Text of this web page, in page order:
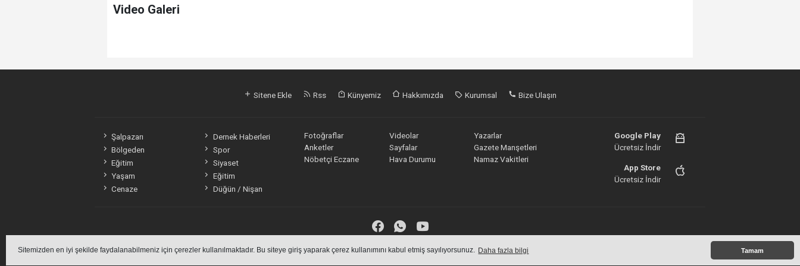
Sitemizden en iyi şekilde faydalanabilmeniz için çerezler kullanılmaktadır. Bu siteye giriş yaparak çerez kullanımını kabul etmiş sayılıyorsunuz. Daha fazla bilgi Tamam
Video Galeri
Sitene Ekle Rss Künyemiz Hakkımızda Kurumsal Bize Ulaşın
Şalpazarı
Dernek Haberleri
Bölgeden
Spor
Eğitim
Siyaset
Yaşam
Eğitim
Cenaze
Düğün / Nişan
Fotoğraflar Videolar
Yazarlar
Anketler
Sayfalar
Gazete Manşetleri
Nöbetçi Eczane
Hava Durumu Namaz Vakitleri
Google Play
Ücretsiz İndir
App Store
Ücretsiz İndir
Sitemizde bulunan içeriklerin tüm hakları saklı tutulmaktadır, izinsiz içerikler kullanılamaz. Copyright 2020©